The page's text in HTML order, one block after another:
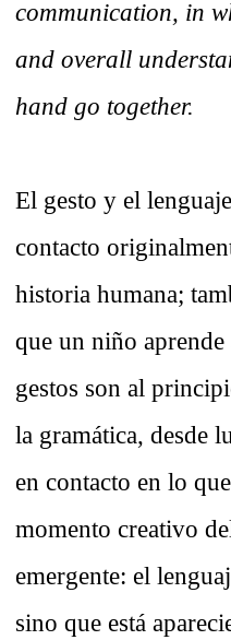
communication, in
and overall
hand go together.
El gesto y el
contacto
historia humana;
que un niño
gestos son al
la gramática, desde
en contacto en lo
momento creativo
emergente: el
sino que está